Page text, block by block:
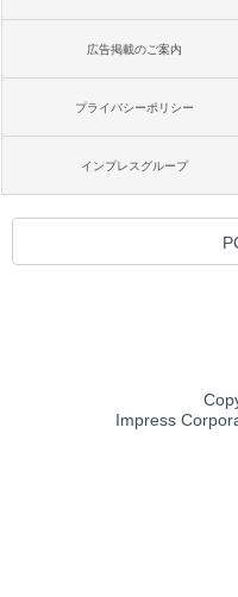
広告掲載のご案内
プライバシーポリシー
インプレスグループ
Impress